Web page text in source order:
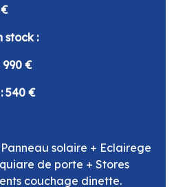
stock :
990 €
540 €
solaire + Eclairege
de porte + Stores
couchage dinette.